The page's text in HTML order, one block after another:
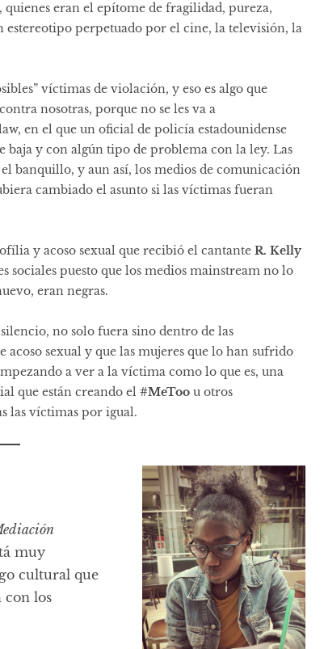
eran el epítome de fragilidad, pureza,
perpetuado por el cine, la televisión, la
víctimas de violación, y eso es algo que
nosotras, porque no se les va a
, en el que un oficial de policía estadounidense
baja y con algún tipo de problema con la ley. Las
banquillo, y aun así, los medios de comunicación
cambiado el asunto si las víctimas fueran
y acoso sexual que recibió el cantante R. Kelly
sociales puesto que los medios mainstream no lo
eran negras.
no solo fuera sino dentro de las
acoso sexual y que las mujeres que lo han sufrido
a ver a la víctima como lo que es, una
que están creando el #MeToo u otros
las víctimas por igual.
muy
cultural que
con los